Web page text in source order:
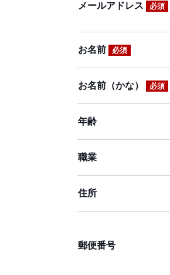
メールアドレス 必須
お名前 必須
お名前（かな） 必須
年齢
職業
住所
郵便番号